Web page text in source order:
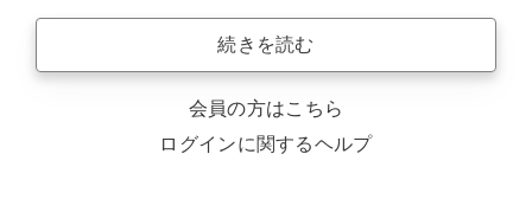
続きを読む
会員の方はこちら
ログインに関するヘルプ